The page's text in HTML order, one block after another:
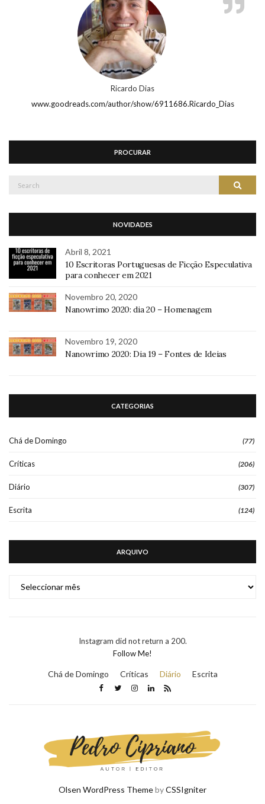
Ricardo Dias
www.goodreads.com/author/show/6911686.Ricardo_Dias
PROCURAR
Search
NOVIDADES
Abril 8, 2021
10 Escritoras Portuguesas de Ficção Especulativa
para conhecer em 2021
Novembro 20, 2020
Nanowrimo 2020: dia 20 – Homenagem
Novembro 19, 2020
Nanowrimo 2020: Dia 19 – Fontes de Ideias
CATEGORIAS
Chá de Domingo (77)
Críticas (206)
Diário (307)
Escrita (124)
ARQUIVO
Instagram did not return a 200.
Follow Me!
Chá de Domingo Críticas Diário Escrita
Olsen WordPress ThemebyCSSIgniter